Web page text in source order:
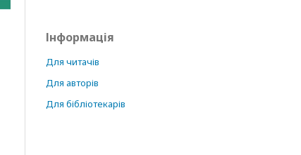
Інформація
Для читачів
Для авторів
Для бібліотекарів